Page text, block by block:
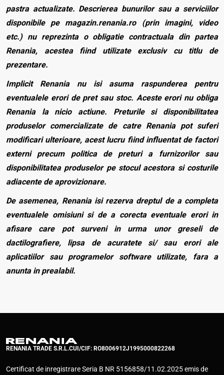
pastra actualizate. Descrierea bunurilor sau a serviciilor
disponibile pe magazin.renania.ro (prin imagini, video
etc.) nu reprezinta o obligatie contractuala din partea
Renania, acestea fiind utilizate exclusiv cu titlu de
prezentare.
Implicit Renania nu isi asuma raspunderea pentru
eventualele erori de pret sau stoc. Aceste erori nu obliga
Renania la nicio actiune. Preturile si disponibilitatea
produselor comercializate de catre Renania pot suferi
modificari ulterioare, acest lucru fiind influentat de factori
externi precum politica de preturi a furnizorilor sau
disponibilitatea produselor pe stocul acestora si costurile
adiacente de aprovizionare.
De asemenea, Renania isi rezerva dreptul de a completa
eventualele omisiuni si de a corecta eventuale erori in
afisare care pot surveni in urma unor greseli de
dactilografiere, lipsa de acuratete si/ sau erori ale
aplicatiilor sau programelor software utilizate, fara a
anunta in prealabil.
RENANIA TRADE S.R.L.CUI/CIF: RO8006912J1995000822268
Certificat de inregistrare Seria B NR 5156858/11.02.2025 emis de